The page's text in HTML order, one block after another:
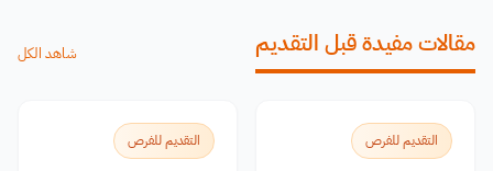
مقالات مفيدة قبل التقديم شاهد الكل
التقديم للفرص التقديم للفرص